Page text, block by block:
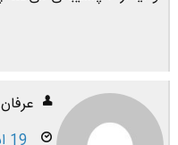
عرفان